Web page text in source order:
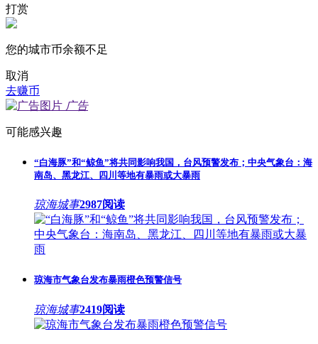
打赏
您的城市币余额不足
取消
去赚币
广告
可能感兴趣
“白海豚”和“鲸鱼”将共同影响我国，台风预警发布；中央气象台：海
南岛、黑龙江、四川等地有暴雨或大暴雨
琼海城事2987阅读
琼海市气象台发布暴雨橙色预警信号
琼海城事2419阅读